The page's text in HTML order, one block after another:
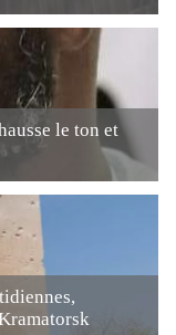
le ton et